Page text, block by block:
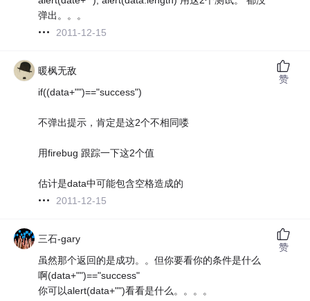
弹出。。。
2011-12-15
暖枫无敌
if((data+"")=="success")
不弹出提示，肯定是这2个不相同喽
用firebug 跟踪一下这2个值
估计是data中可能包含空格造成的
2011-12-15
赞
三石-gary
虽然那个返回的是成功。。但你要看你的条件是什么
啊(data+"")=="success"
你可以alert(data+"")看看是什么。。。。
赞